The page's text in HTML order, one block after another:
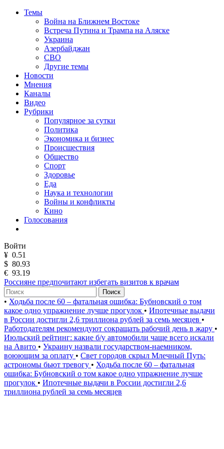
Темы
Война на Ближнем Востоке
Встреча Путина и Трампа на Аляске
Украина
Азербайджан
СВО
Другие темы
Новости
Мнения
Каналы
Видео
Рубрики
Популярное за сутки
Политика
Экономика и бизнес
Происшествия
Общество
Спорт
Здоровье
Еда
Наука и технологии
Войны и конфликты
Кино
Голосования
Войти
¥ 0.51
$ 80.93
€ 93.19
Россияне предпочитают избегать визитов к врачам
Поиск
• Ходьба после 60 – фатальная ошибка: Бубновский о том
какое одно упражнение лучше прогулок • Ипотечные выдачи
в России достигли 2,6 триллиона рублей за семь месяцев •
Работодателям рекомендуют сокращать рабочий день в жару •
Июльский рейтинг: какие б/у автомобили чаще всего искали
на Авито • Украину назвали государством-наемником,
воюющим за оплату • Свет городов скрыл Млечный Путь:
астрономы бьют тревогу • Ходьба после 60 – фатальная
ошибка: Бубновский о том какое одно упражнение лучше
прогулок • Ипотечные выдачи в России достигли 2,6
триллиона рублей за семь месяцев